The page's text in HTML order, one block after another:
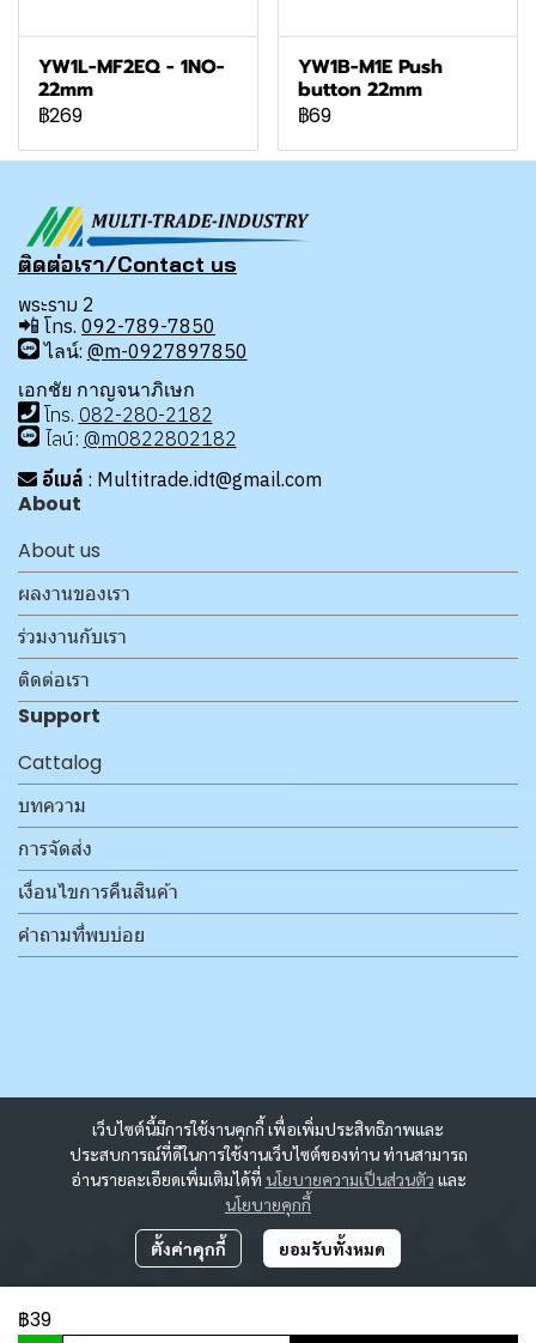
YW1L-MF2EQ - 1NO-
22mm
฿269
YW1B-M1E Push
button 22mm
฿69
฿39
เว็บไซต์นี้มีการใช้งานคุกกี้ เพื่อเพิ่มประสิทธิภาพและ
ประสบการณ์ที่ดีในการใช้งานเว็บไซต์ของท่าน ท่านสามารถ
อ่านรายละเอียดเพิ่มเติมได้ที่ นโยบายความเป็นส่วนตัว และ
นโยบายคุกกี้
ตั้งค่าคุกกี้ ยอมรับทั้งหมด
ติดต่อเรา/Contact us
พระราม 2
📲 โทร. 092-789-7850
ไลน์: @m-0927897850
เอกชัย กาญจนาภิเษก
โทร. 082-280-2182
ไลน์: @m0822802182
อีเมล์ : Multitrade.idt@gmail.com
About
About us
ผลงานของเรา
ร่วมงานกับเรา
ติดต่อเรา
Support
Cattalog
บทความ
การจัดส่ง
เงื่อนไขการคืนสินค้า
คำถามที่พบบ่อย
ผู้เข้าชมวันนี้173